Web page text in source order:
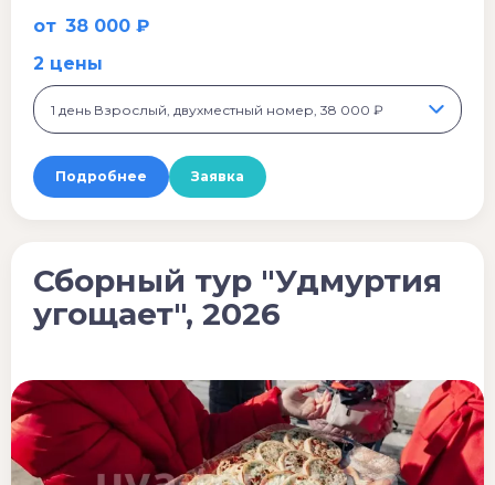
от 38 000 ₽
2 цены
1 день Взрослый, двухместный номер, 38 000 ₽
Подробнее Заявка
Сборный тур "Удмуртия
угощает", 2026